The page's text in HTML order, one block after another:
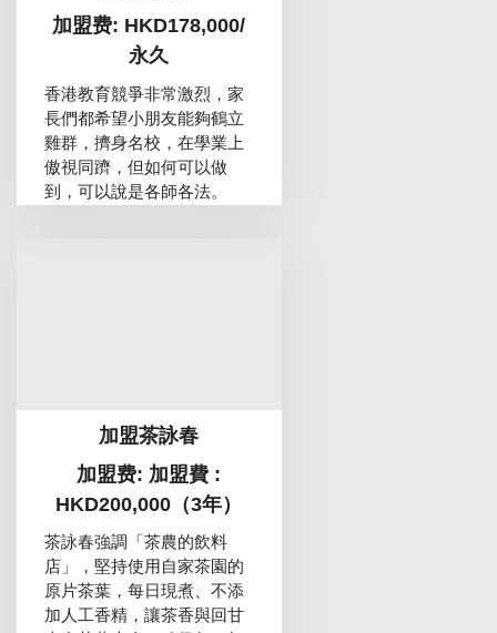
加盟费: HKD178,000/
永久
香港教育競爭非常激烈，家
長們都希望小朋友能夠鶴立
雞群，擠身名校，在學業上
傲視同躋，但如何可以做
到，可以說是各師各法。
加盟茶詠春
加盟费: 加盟費 :
HKD200,000（3年）
茶詠春強調「茶農的飲料
店」，堅持使用自家茶園的
原片茶葉，每日現煮、不添
加人工香精，讓茶香與回甘